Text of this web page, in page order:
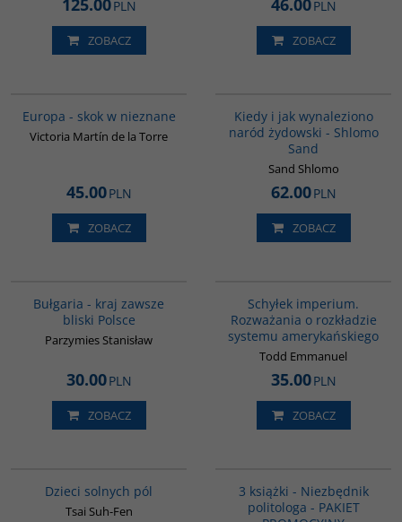
125.00PLN
ZOBACZ
46.00PLN
ZOBACZ
Europa - skok w nieznane
Victoria Martín de la Torre
45.00PLN
ZOBACZ
Kiedy i jak wynaleziono
naród żydowski - Shlomo
Sand
Sand Shlomo
62.00PLN
ZOBACZ
Bułgaria - kraj zawsze
bliski Polsce
Parzymies Stanisław
30.00PLN
ZOBACZ
Schyłek imperium.
Rozważania o rozkładzie
systemu amerykańskiego
Todd Emmanuel
35.00PLN
ZOBACZ
Dzieci solnych pól
Tsai Suh-Fen
3 książki - Niezbędnik
politologa - PAKIET